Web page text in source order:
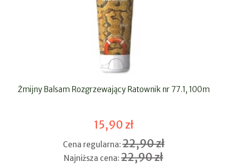
Żmijny Balsam Rozgrzewający Ratownik nr 77.1, 100m
15,90 zł
Cena regularna:22,90 zł
Najniższa cena: 22,90 zł